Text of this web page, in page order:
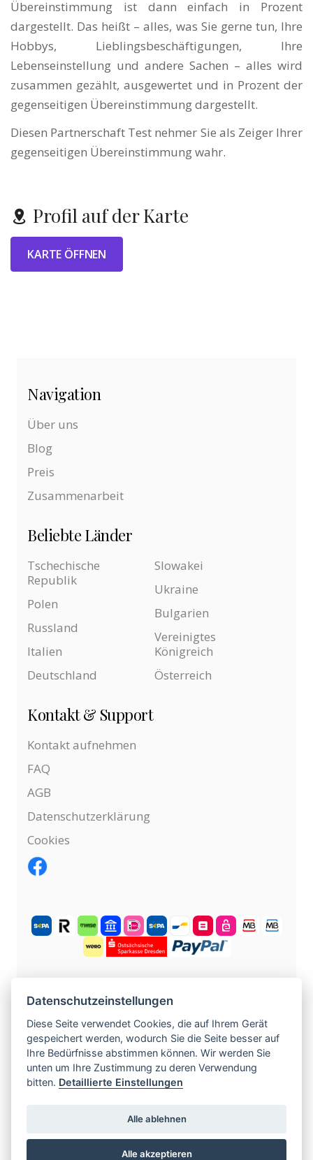
Übereinstimmung ist dann einfach in Prozent
dargestellt. Das heißt – alles, was Sie gerne tun, Ihre
Hobbys, Lieblingsbeschäftigungen, Ihre
Lebenseinstellung und andere Sachen – alles wird
zusammen gezählt, ausgewertet und in Prozent der
gegenseitigen Übereinstimmung dargestellt.
Diesen Partnerschaft Test nehmer Sie als Zeiger Ihrer
gegenseitigen Übereinstimmung wahr.
Profil auf der Karte
KARTE ÖFFNEN
Navigation
Über uns
Blog
Preis
Zusammenarbeit
Beliebte Länder
Tschechische
Republik
Polen
Russland
Italien
Deutschland
Slowakei
Ukraine
Bulgarien
Vereinigtes
Königreich
Österreich
Kontakt & Support
Kontakt aufnehmen
FAQ
AGB
Datenschutzerklärung
Cookies
©2004 -2026tschechische-traumfrauen.de.
Alle Rechte vorbehalten.
KOSTENLOS ANMELDEN
www.europska-zoznamka.sk
seznamka.cz|www.loveineurope.eu|
Datenschutzeinstellungen
Diese Seite verwendet Cookies, die auf Ihrem Gerät
gespeichert werden, wodurch Sie die Seite besser auf
Ihre Bedürfnisse abstimmen können. Wir werden Sie
unten um Ihre Zustimmung zu deren Verwendung
bitten. Detaillierte Einstellungen
Alle ablehnen
Alle akzeptieren